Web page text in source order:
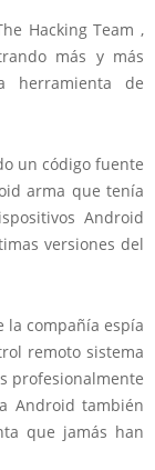
Hacking Team ,
más y más
herramienta de
un código fuente
arma que tenía
Android
versiones del
la compañía espía
remoto sistema
profesionalmente
Android también
que jamás han